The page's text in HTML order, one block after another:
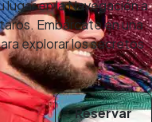
en la Navegación a
Embárcate en una
explorar los secretos
Reservar